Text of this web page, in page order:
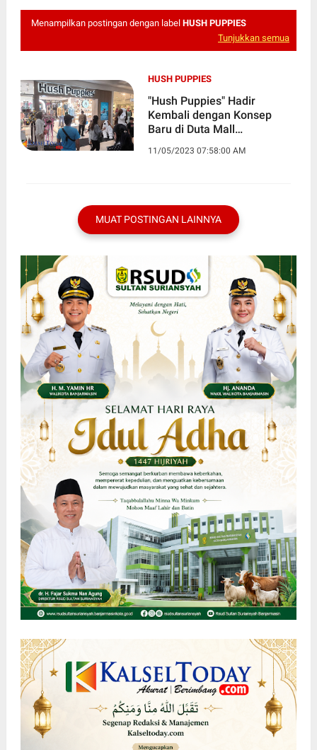
Menampilkan postingan dengan label HUSH PUPPIES
Tunjukkan semua
HUSH PUPPIES
"Hush Puppies" Hadir
Kembali dengan Konsep
Baru di Duta Mall
11/05/2023 07:58:00 AM
MUAT POSTINGAN LAINNYA